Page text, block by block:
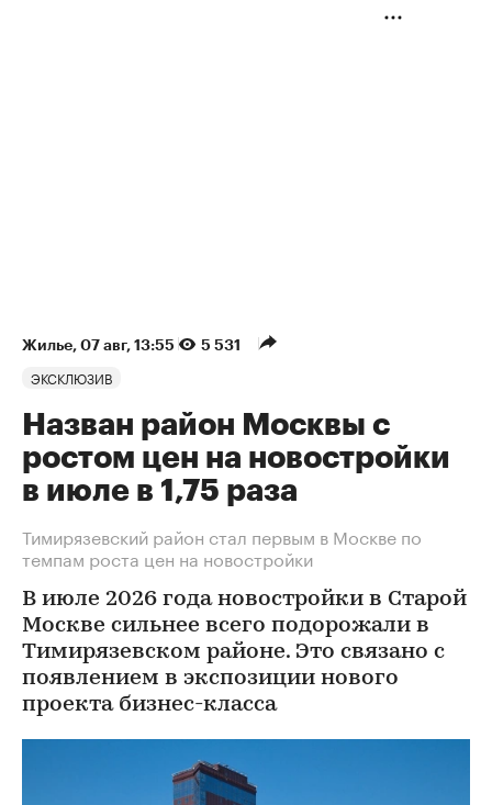
Жилье⁠, 07 авг, 13:55 5 531
ЭКСКЛЮЗИВ
Назван район Москвы с
ростом цен на новостройки
в июле в 1,75 раза
Тимирязевский район стал первым в Москве по
темпам роста цен на новостройки
В июле 2026 года новостройки в Старой
Москве сильнее всего подорожали в
Тимирязевском районе. Это связано с
появлением в экспозиции нового
проекта бизнес-класса